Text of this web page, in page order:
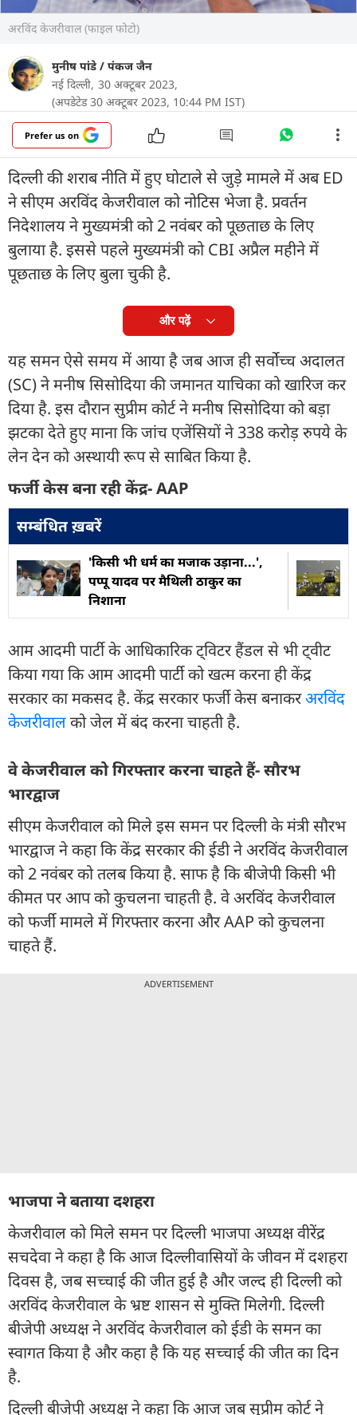
अरविंद केजरीवाल (फाइल फोटो)
मुनीष पांडे/ पंकज जैन
नई दिल्ली, 30 अक्टूबर 2023,
(अपडेटेड 30 अक्टूबर 2023, 10:44 PM IST)
Prefer us on
दिल्ली की शराब नीति में हुए घोटाले से जुड़े मामले में अब ED
ने सीएम अरविंद केजरीवाल को नोटिस भेजा है. प्रवर्तन
निदेशालय ने मुख्यमंत्री को 2 नवंबर को पूछताछ के लिए
बुलाया है. इससे पहले मुख्यमंत्री को CBI अप्रैल महीने में
पूछताछ के लिए बुला चुकी है.
और पढ़ें
यह समन ऐसे समय में आया है जब आज ही सर्वोच्च अदालत
(SC) ने मनीष सिसोदिया की जमानत याचिका को खारिज कर
दिया है. इस दौरान सुप्रीम कोर्ट ने मनीष सिसोदिया को बड़ा
झटका देते हुए माना कि जांच एजेंसियों ने 338 करोड़ रुपये के
लेन देन को अस्थायी रूप से साबित किया है.
फर्जी केस बना रही केंद्र- AAP
सम्बंधित ख़बरें
'किसी भी धर्म का मजाक उड़ाना...',
पप्पू यादव पर मैथिली ठाकुर का
निशाना
आम आदमी पार्टी के आधिकारिक ट्विटर हैंडल से भी ट्वीट
किया गया कि आम आदमी पार्टी को खत्म करना ही केंद्र
सरकार का मकसद है. केंद्र सरकार फर्जी केस बनाकरअरविंद
केजरीवालको जेल में बंद करना चाहती है.
वे केजरीवाल को गिरफ्तार करना चाहते हैं- सौरभ
भारद्वाज
सीएम केजरीवाल को मिले इस समन पर दिल्ली के मंत्री सौरभ
भारद्वाज ने कहा कि केंद्र सरकार की ईडी ने अरविंद केजरीवाल
को 2 नवंबर को तलब किया है. साफ है कि बीजेपी किसी भी
कीमत पर आप को कुचलना चाहती है. वे अरविंद केजरीवाल
को फर्जी मामले में गिरफ्तार करना और AAP को कुचलना
चाहते हैं.
ADVERTISEMENT
भाजपा ने बताया दशहरा
केजरीवाल को मिले समन पर दिल्ली भाजपा अध्यक्ष वीरेंद्र
सचदेवा ने कहा है कि आज दिल्लीवासियों के जीवन में दशहरा
दिवस है, जब सच्चाई की जीत हुई है और जल्द ही दिल्ली को
अरविंद केजरीवाल के भ्रष्ट शासन से मुक्ति मिलेगी. दिल्ली
बीजेपी अध्यक्ष ने अरविंद केजरीवाल को ईडी के समन का
स्वागत किया है और कहा है कि यह सच्चाई की जीत का दिन
है.
दिल्ली बीजेपी अध्यक्ष ने कहा कि आज जब सुप्रीम कोर्ट ने